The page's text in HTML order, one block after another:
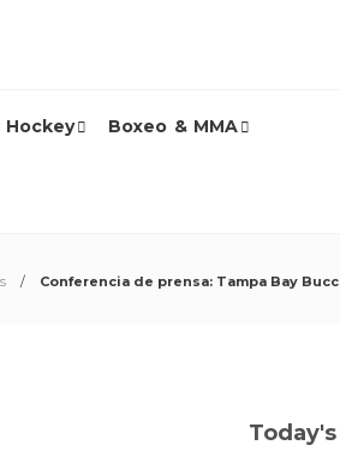
Hockey Boxeo & MMA
Conferencia de prensa: Tampa Bay